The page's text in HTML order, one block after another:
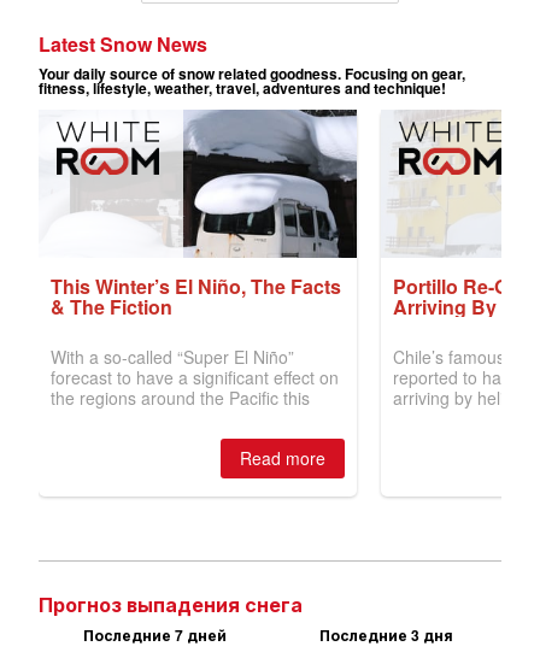
Прогноз выпадения снега
Последние 7 дней Последние 3 дня